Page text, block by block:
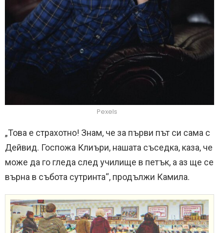
Pexels
„Това е страхотно! Знам, че за първи път си сама с
Дейвид. Госпожа Клиъри, нашата съседка, каза, че
може да го гледа след училище в петък, а аз ще се
върна в събота сутринта“, продължи Камила.